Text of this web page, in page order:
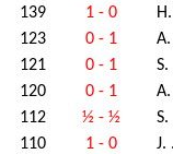
139 1 - 0
123 0 - 1
121 0 - 1
S.
120 0 - 1
112 ½ - ½
110 1 - 0
J.